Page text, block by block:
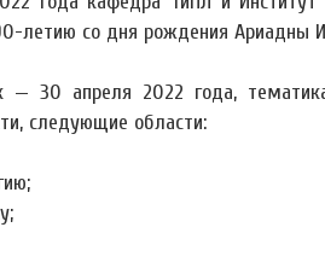
летию со дня рождения Ариадны
30 апреля 2022 года,
следующие области: